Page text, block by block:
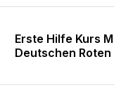
Erste Hilfe Kurs
Deutschen Roten